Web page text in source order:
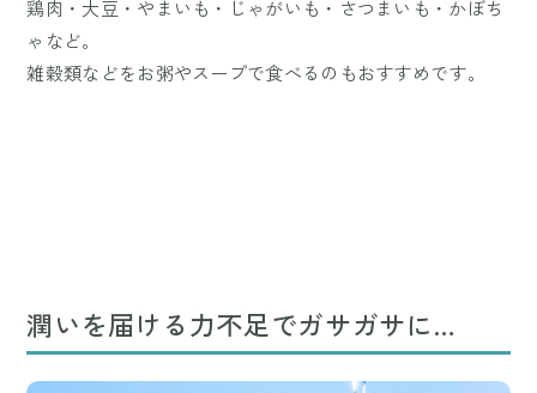
鶏肉・大豆・やまいも・じゃがいも・さつまいも・かぼち
ゃなど。
雑穀類などをお粥やスープで食べるのもおすすめです。
潤いを届ける力不足でガサガサに…